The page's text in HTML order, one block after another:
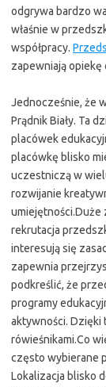
odgrywa bardzo
właśnie w
współpracy.
zapewniają opiekę
Jednocześnie, że
Prądnik Biały. Ta
placówek
placówkę blisko
uczestniczą w
rozwijanie
umiejętności.Duże
rekrutacja
interesują się
zapewnia
podkreślić, że
programy
aktywności. Dzięki
rówieśnikami.Co
często wybierane
Lokalizacja blisko